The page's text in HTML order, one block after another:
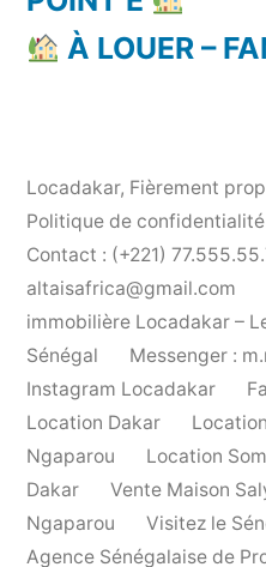
À LOUER –
Locadakar, Fièrement
Politique de confidentialité
Contact : (+221)
altaisafrica@gmail.com
immobilière Locadakar –
Sénégal
Messenger :
Instagram Locadakar
Location Dakar
Ngaparou
Location
Dakar
Vente Maison
Ngaparou
Visitez le
Agence Sénégalaise de